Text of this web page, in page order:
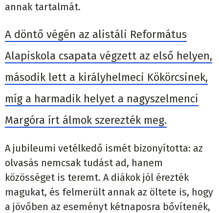
annak tartalmát.
A döntő végén az alistáli Református
Alapiskola csapata végzett az első helyen,
második lett a királyhelmeci Kökörcsinek,
míg a harmadik helyet a nagyszelmenci
Margóra írt álmok szerezték meg.
A jubileumi vetélkedő ismét bizonyította: az
olvasás nemcsak tudást ad, hanem
közösséget is teremt. A diákok jól érezték
magukat, és felmerült annak az öltete is, hogy
a jövőben az eseményt kétnaposra bővítenék,